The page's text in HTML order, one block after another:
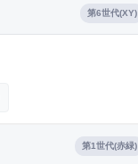
第6世代(XY)
第1世代(赤緑)